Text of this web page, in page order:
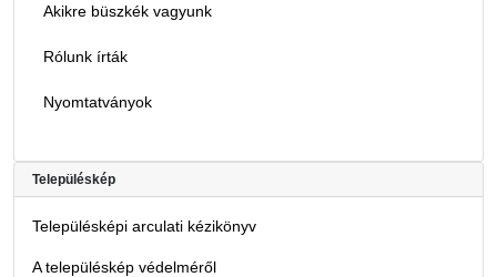
Akikre büszkék vagyunk
Rólunk írták
Nyomtatványok
Településkép
Településképi arculati kézikönyv
A településkép védelméről